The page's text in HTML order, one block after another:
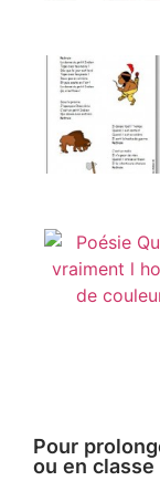
Pour
ou en classe